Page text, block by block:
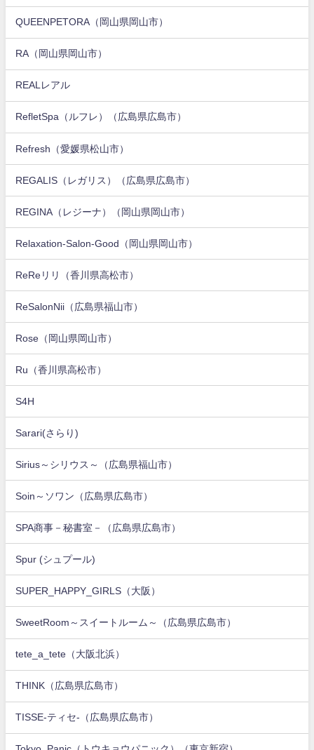
QUEENPETORA（岡山県岡山市）
RA（岡山県岡山市）
REALレアル
RefletSpa（ルフレ）（広島県広島市）
Refresh（愛媛県松山市）
REGALIS（レガリス）（広島県広島市）
REGINA（レジーナ）（岡山県岡山市）
Relaxation-Salon-Good（岡山県岡山市）
ReReリリ（香川県高松市）
ReSalonNii（広島県福山市）
Rose（岡山県岡山市）
Ru（香川県高松市）
S4H
Sarari(さらり)
Sirius～シリウス～（広島県福山市）
Soin～ソワン（広島県広島市）
SPA商事－秘書室－（広島県広島市）
Spur (シュプール)
SUPER_HAPPY_GIRLS（大阪）
SweetRoom～スイートルーム～（広島県広島市）
tete_a_tete（大阪北浜）
THINK（広島県広島市）
TISSE-ティセ-（広島県広島市）